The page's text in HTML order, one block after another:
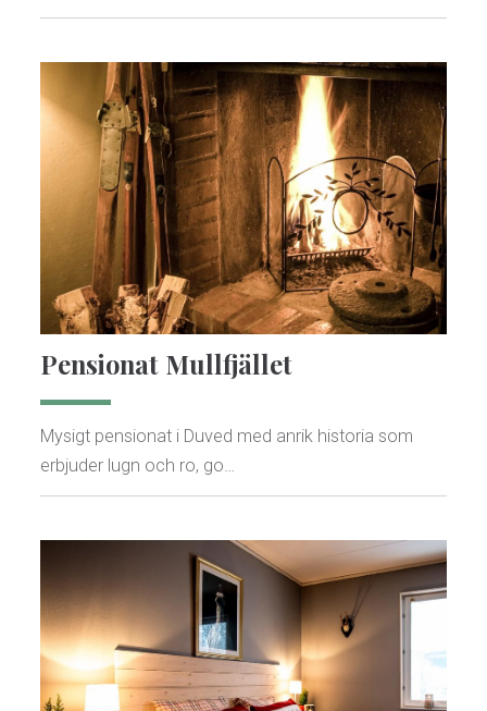
Pensionat Mullfjället
Mysigt pensionat i Duved med anrik historia som
erbjuder lugn och ro, go…